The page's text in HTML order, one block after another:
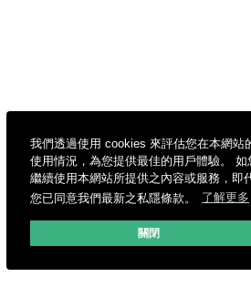
我們透過使用 cookies 來評估您在本網站
使用情況，為您提供最佳的用戶體驗。 如
繼續使用本網站所提供之內容或服務，即
您已同意我們最新之私隱條款。
了解更多
關閉